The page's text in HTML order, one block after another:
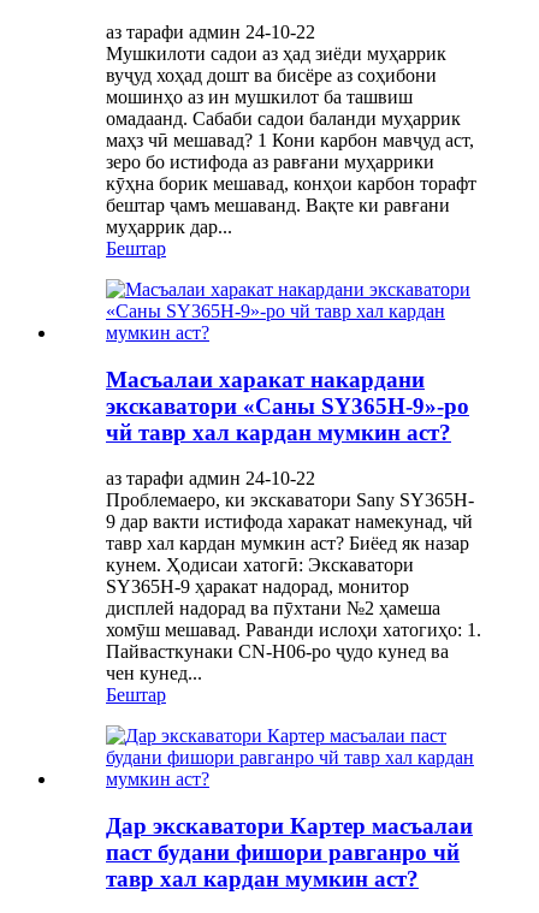
аз тарафи админ 24-10-22
Мушкилоти садои аз ҳад зиёди муҳаррик
вуҷуд хоҳад дошт ва бисёре аз соҳибони
мошинҳо аз ин мушкилот ба ташвиш
омадаанд. Сабаби садои баланди муҳаррик
маҳз чӣ мешавад? 1 Кони карбон мавҷуд аст,
зеро бо истифода аз равғани муҳаррики
кӯҳна борик мешавад, конҳои карбон торафт
бештар ҷамъ мешаванд. Вақте ки равғани
муҳаррик дар...
Бештар
Масъалаи харакат накардани
экскаватори «Саны SY365H-9»-ро
чй тавр хал кардан мумкин аст?
аз тарафи админ 24-10-22
Проблемаеро, ки экскаватори Sany SY365H-
9 дар вакти истифода харакат намекунад, чй
тавр хал кардан мумкин аст? Биёед як назар
кунем. Ҳодисаи хатогӣ: Экскаватори
SY365H-9 ҳаракат надорад, монитор
дисплей надорад ва пӯхтани №2 ҳамеша
хомӯш мешавад. Раванди ислоҳи хатогиҳо: 1.
Пайвасткунаки CN-H06-ро ҷудо кунед ва
чен кунед...
Бештар
Дар экскаватори Картер масъалаи
паст будани фишори равганро чй
тавр хал кардан мумкин аст?